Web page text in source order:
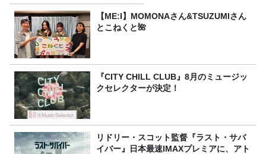
【ME:I】MOMONAさん&TSUZUMIさん
とこねくと🌺
『CITY CHILL CLUB』8月のミュージッ
クセレクターが決定！
リドリー・スコット監督『ラスト・サバ
イバー』日本最速IMAXプレミアに、アト